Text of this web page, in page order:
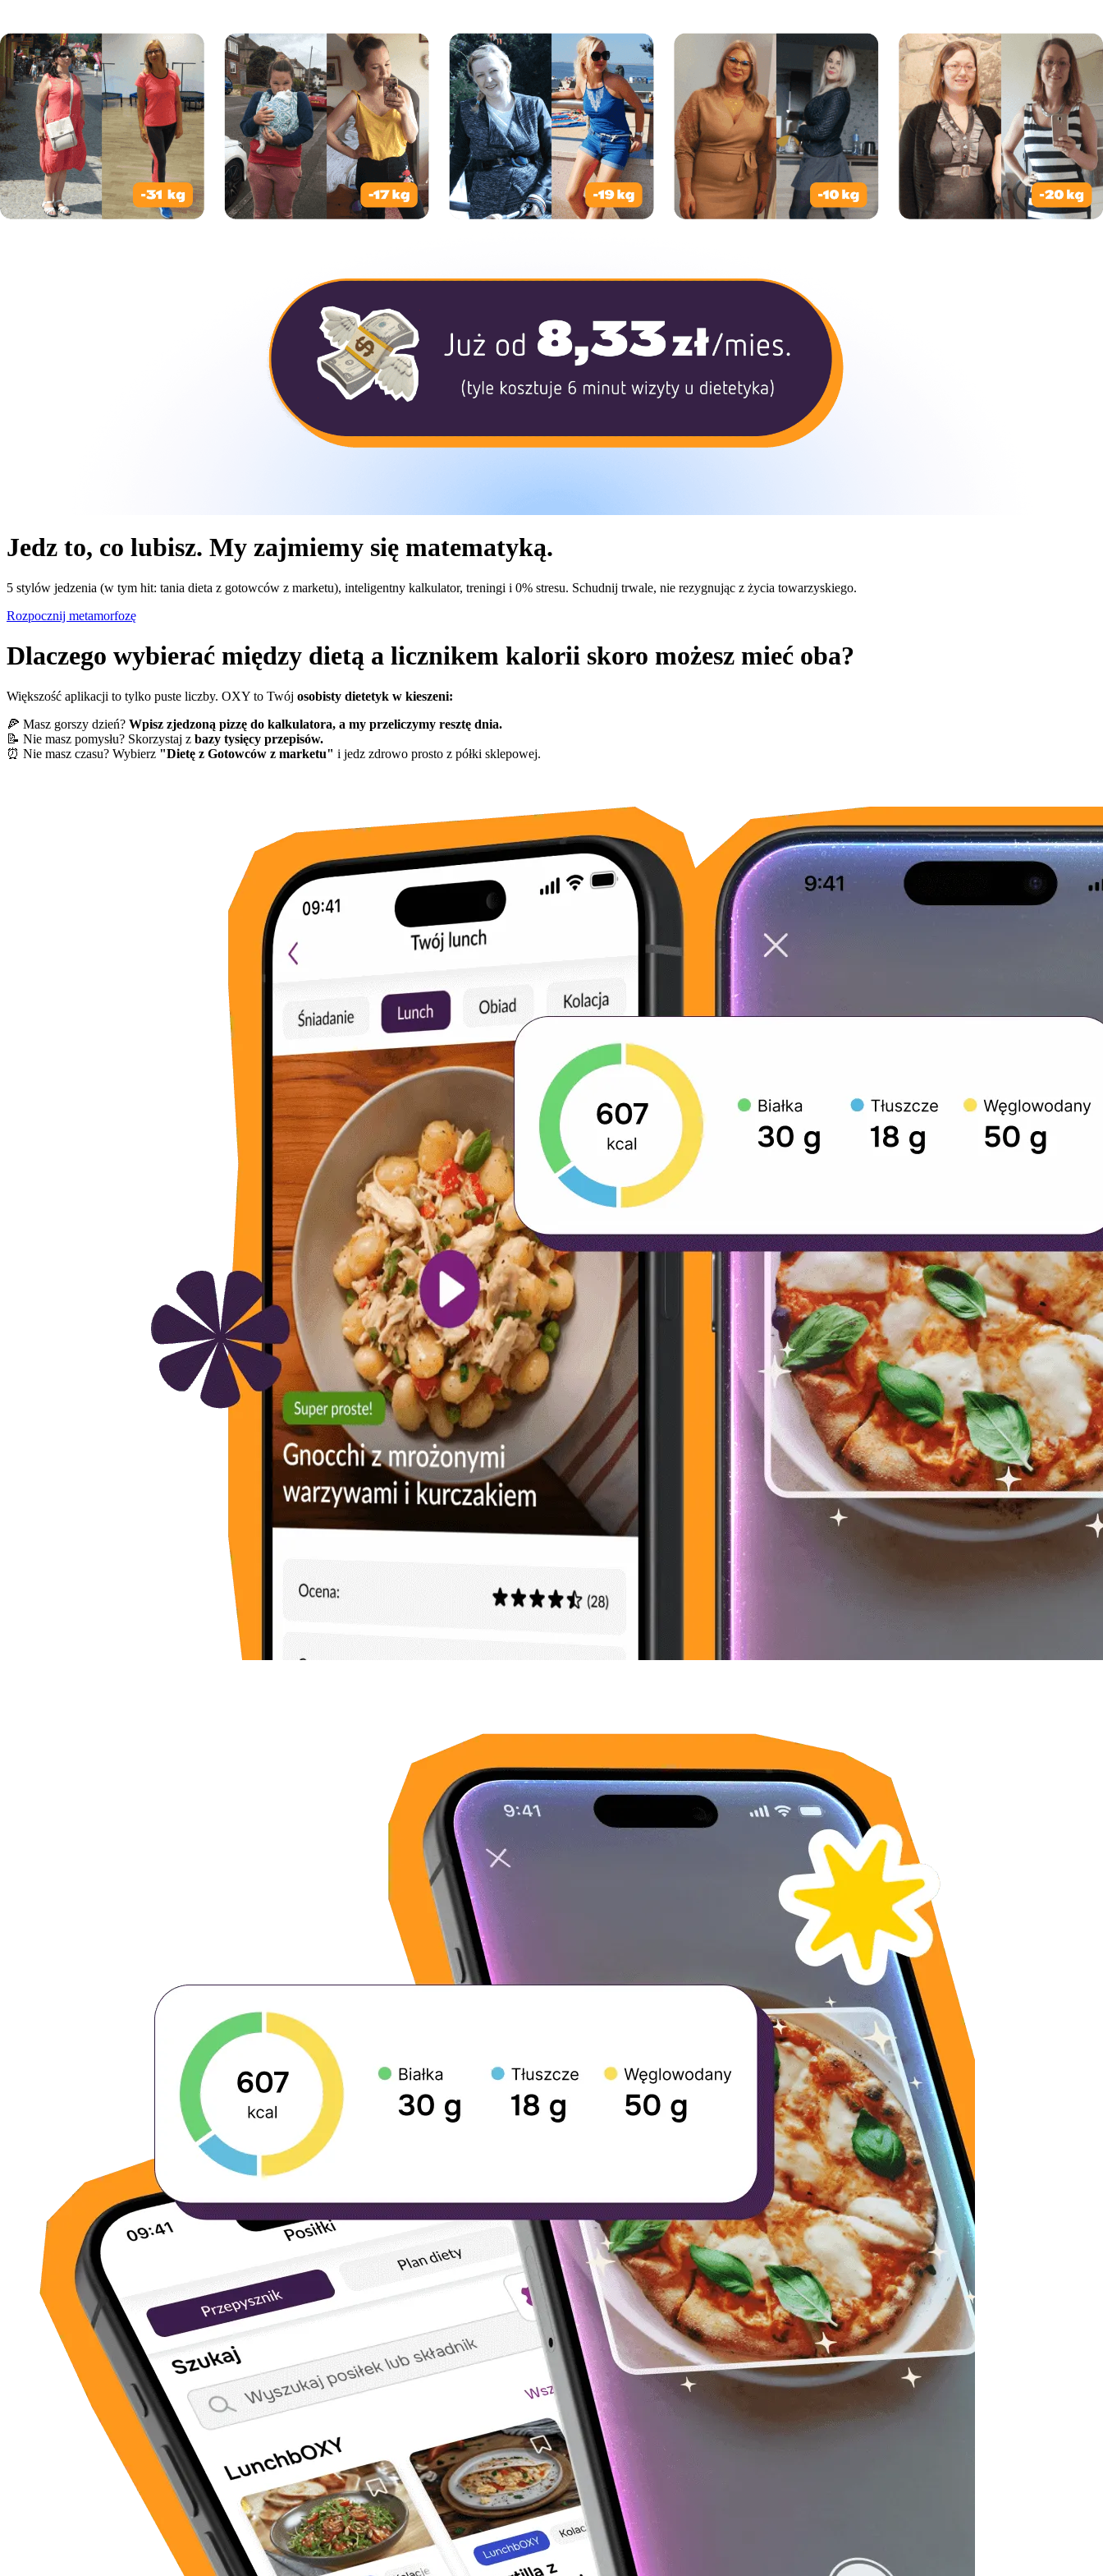
Jedz to, co lubisz. My zajmiemy się matematyką.
5 stylów jedzenia (w tym hit: tania dieta z gotowców z marketu), inteligentny kalkulator, treningi i 0% stresu. Schudnij trwale, nie rezygnując z życia towarzyskiego.
Rozpocznij metamorfozę
Dlaczego wybierać między dietą a licznikem kalorii skoro możesz mieć oba?
Większość aplikacji to tylko puste liczby. OXY to Twój osobisty dietetyk w kieszeni:
🍕 Masz gorszy dzień? Wpisz zjedzoną pizzę do kalkulatora, a my przeliczymy resztę dnia.
📝 Nie masz pomysłu? Skorzystaj z bazy tysięcy przepisów.
⏰ Nie masz czasu? Wybierz "Dietę z Gotowców z marketu" i jedz zdrowo prosto z półki sklepowej.